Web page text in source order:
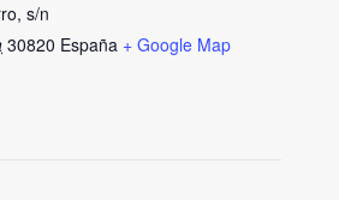
s/n
30820 España + Google Map